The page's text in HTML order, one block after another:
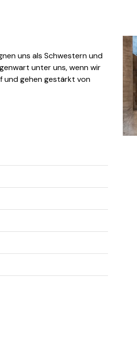
uns als Schwestern und
unter uns, wenn wir
und gehen gestärkt von